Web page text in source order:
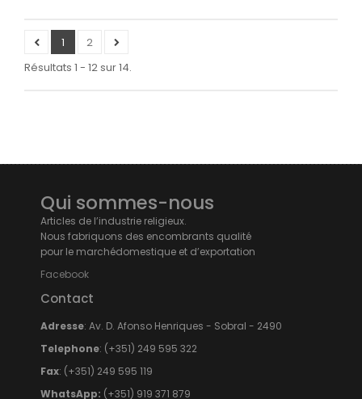
1
2
Résultats 1 - 12 sur 14.
Qui sommes-nous
Articles de l’industrie religieux.
Nous fabriquons des encombrants qualité
pour le marchédomestique et d’exportation
Facebook
Contact
Adresse: Av. D. Afonso Henriques - Sobral - 2490
Telephone: (+351) 249 595 322
Fax: (+351) 249 595 119
WhatsApp: (+351) 919 371 879